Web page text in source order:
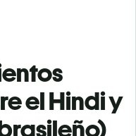
el Hindi y